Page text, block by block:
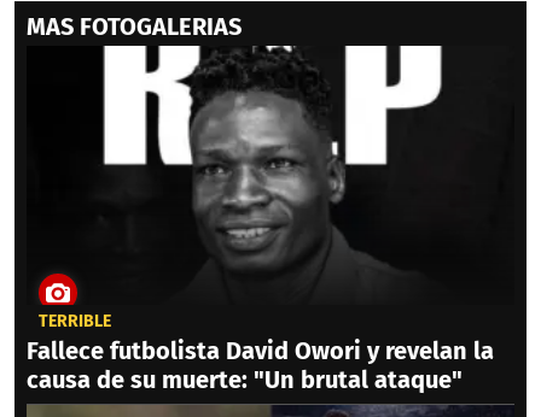
MAS FOTOGALERIAS
TERRIBLE
Fallece futbolista David Owori y revelan la
causa de su muerte: "Un brutal ataque"